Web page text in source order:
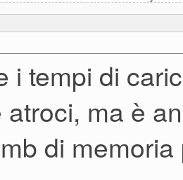
di tempo,
alcun quattrino.
dire, ci
come
e tecnologia
i tempi di
ma è
di